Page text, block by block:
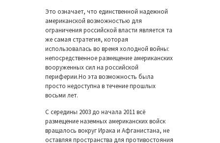
Это означает, что единственной надежной
американской возможностью для
ограничения российской власти является та
же самая стратегия, которая
использовалась во время холодной войны:
непосредственное размещение американских
вооруженных сил на российской
периферии.Но эта возможность была
просто недоступна в течение прошлых
восьми лет.
С середины 2003 до начала 2011 всё
размещение наземных американских войск
вращалось вокруг Ирака и Афганистана, не
оставляя пространства для противостояния